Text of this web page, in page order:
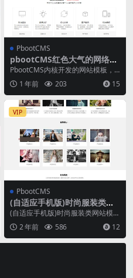
PbootCMS
pbootCMS红色大气的网络建
站公司网站模板(自适应手机
PbootCMS内核开发的网站模板，
该模板适用于网络公司网站、建站
公司网站等企业...
1 年前 203 15
VIP
PbootCMS
(自适应手机版)时尚服装类网
站模板 服装服饰网站源码
(自适应手机版)时尚服装类网站模板
服装服饰网站源码下载 PbootCMS
内核开...
2 年前 586 12